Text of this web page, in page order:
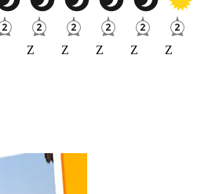
Z Z Z Z Z